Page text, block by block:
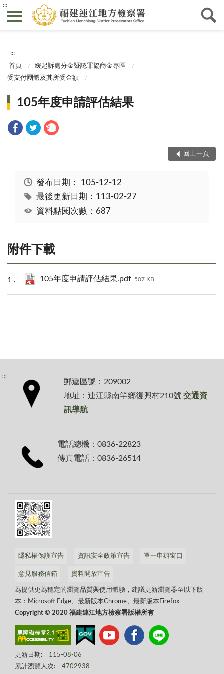
:::
:::
首頁
緩起訴處分金暨認罪協商金專區
受支付圑體及其所受金額
105年度申請評估結果
回上一頁
發布日期： 105-12-12
最後更新日期：113-02-27
資料點閱次數：687
附件下載
105年度申請評估結果.pdf 507 KB
:::
郵遞區號：209002
地址：連江縣南竿鄉復興村210號 交通資
訊導航
電話總機：0836-22823
傳真電話：0836-26514
隱私權保護宣告 資訊安全政策宣告 單一申辦窗口
意見服務信箱 資料開放宣告
為提供更為穩定的瀏覽品質與使用體驗，建議更新瀏覽器至以下版
本：Microsoft Edge、最新版本Chrome、最新版本Firefox
Copyright © 2020 福建連江地方檢察署版權所有
更新日期:
115-08-06
累計瀏覽人次:
4702938